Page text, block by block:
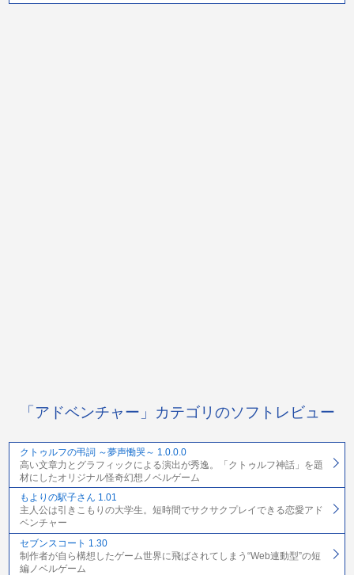
「アドベンチャー」カテゴリのソフトレビュー
クトゥルフの弔詞 ～夢声慟哭～ 1.0.0.0
高い文章力とグラフィックによる演出が秀逸。「クトゥルフ神話」を題
材にしたオリジナル怪奇幻想ノベルゲーム
もよりの駅子さん 1.01
主人公は引きこもりの大学生。短時間でサクサクプレイできる恋愛アド
ベンチャー
セブンスコート 1.30
制作者が自ら構想したゲーム世界に飛ばされてしまう“Web連動型”の短
編ノベルゲーム